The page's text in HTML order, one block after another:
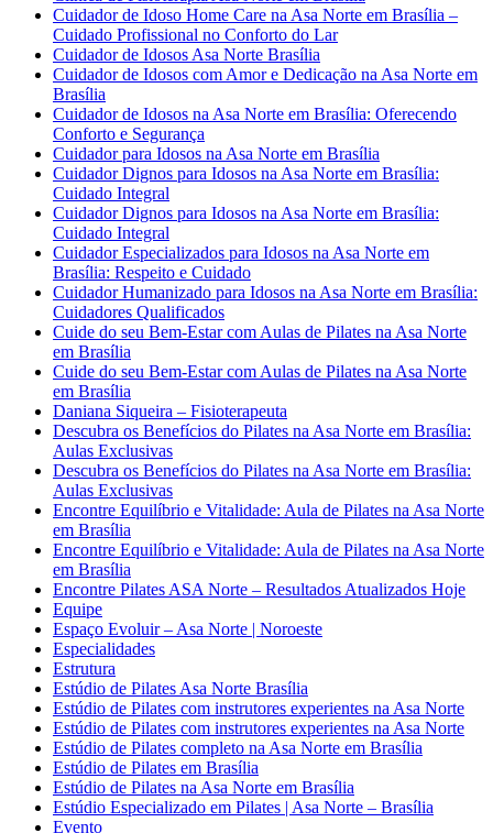
Cuidador de Idoso Home Care na Asa Norte em Brasília –
Cuidado Profissional no Conforto do Lar
Cuidador de Idosos Asa Norte Brasília
Cuidador de Idosos com Amor e Dedicação na Asa Norte em
Brasília
Cuidador de Idosos na Asa Norte em Brasília: Oferecendo
Conforto e Segurança
Cuidador para Idosos na Asa Norte em Brasília
Cuidador Dignos para Idosos na Asa Norte em Brasília:
Cuidado Integral
Cuidador Dignos para Idosos na Asa Norte em Brasília:
Cuidado Integral
Cuidador Especializados para Idosos na Asa Norte em
Brasília: Respeito e Cuidado
Cuidador Humanizado para Idosos na Asa Norte em Brasília:
Cuidadores Qualificados
Cuide do seu Bem-Estar com Aulas de Pilates na Asa Norte
em Brasília
Cuide do seu Bem-Estar com Aulas de Pilates na Asa Norte
em Brasília
Daniana Siqueira – Fisioterapeuta
Descubra os Benefícios do Pilates na Asa Norte em Brasília:
Aulas Exclusivas
Descubra os Benefícios do Pilates na Asa Norte em Brasília:
Aulas Exclusivas
Encontre Equilíbrio e Vitalidade: Aula de Pilates na Asa Norte
em Brasília
Encontre Equilíbrio e Vitalidade: Aula de Pilates na Asa Norte
em Brasília
Encontre Pilates ASA Norte – Resultados Atualizados Hoje
Equipe
Espaço Evoluir – Asa Norte | Noroeste
Especialidades
Estrutura
Estúdio de Pilates Asa Norte Brasília
Estúdio de Pilates com instrutores experientes na Asa Norte
Estúdio de Pilates com instrutores experientes na Asa Norte
Estúdio de Pilates completo na Asa Norte em Brasília
Estúdio de Pilates em Brasília
Estúdio de Pilates na Asa Norte em Brasília
Estúdio Especializado em Pilates | Asa Norte – Brasília
Evento